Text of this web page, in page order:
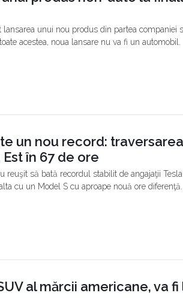
lansarea unui nou produs din partea companiei
acestea, noua lansare nu va fi un automobil.
un nou record:
în 67 de ore
reuşit să bată recordul stabilit de angajaţii
cu un Model S cu aproape nouă ore diferenţă.
al mărcii americane, va fi